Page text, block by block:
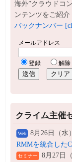
海外”クラウドコ
ンテンツをご紹介
バックナンバー
クライム主催
Web 8月26日（水
RMMを統合した
セミナー 8月27日